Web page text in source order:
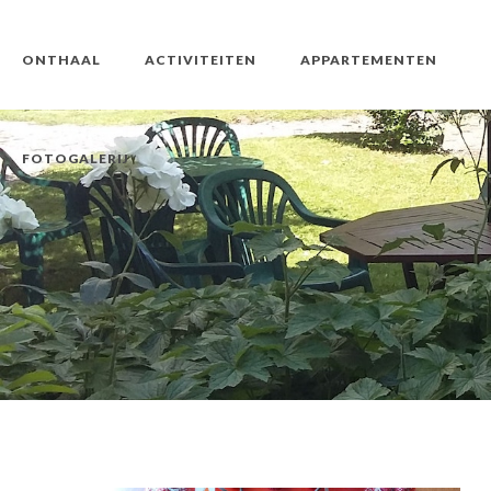
ONTHAAL ACTIVITEITEN APPARTEMENTEN
FOTOGALERIJ